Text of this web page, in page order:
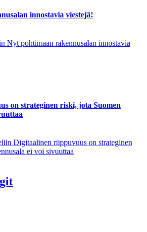
innostavia viestejä!
Nyt pohtimaan rakennusalan innostavia
on strateginen riski, jota Suomen
Digitaalinen riippuvuus on strateginen
ei voi sivuuttaa